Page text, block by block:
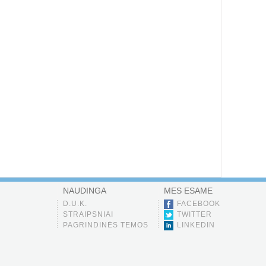
NAUDINGA
D.U.K.
STRAIPSNIAI
PAGRINDINĖS TEMOS
MES ESAME
FACEBOOK
TWITTER
LINKEDIN